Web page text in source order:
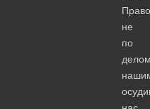
не
по